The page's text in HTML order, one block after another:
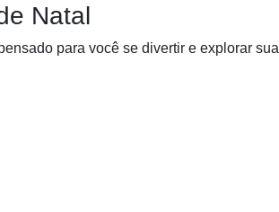
Natal
para você se divertir e explorar sua